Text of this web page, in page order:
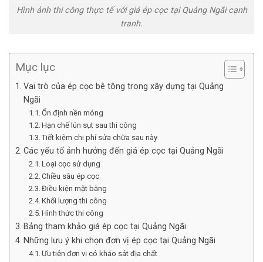
Hình ảnh thi công thực tế với giá ép cọc tại Quảng Ngãi cạnh
tranh.
Mục lục
Vai trò của ép cọc bê tông trong xây dựng tại Quảng
Ngãi
Ổn định nền móng
Hạn chế lún sụt sau thi công
Tiết kiệm chi phí sửa chữa sau này
Các yếu tố ảnh hưởng đến giá ép cọc tại Quảng Ngãi
Loại cọc sử dụng
Chiều sâu ép cọc
Điều kiện mặt bằng
Khối lượng thi công
Hình thức thi công
Bảng tham khảo giá ép cọc tại Quảng Ngãi
Những lưu ý khi chọn đơn vị ép cọc tại Quảng Ngãi
Ưu tiên đơn vị có khảo sát địa chất